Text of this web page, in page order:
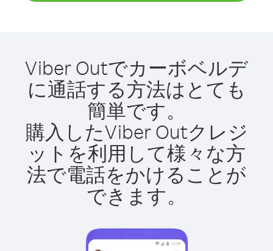
Viber Outでカーボベルデ
に通話する方法はとても
簡単です。
購入したViber Outクレジ
ットを利用して様々な方
法で電話をかけることが
できます。